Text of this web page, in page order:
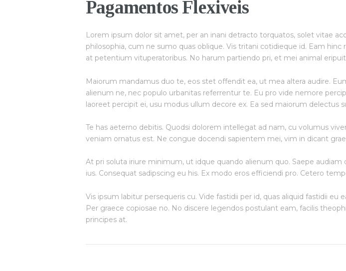
Pagamentos Flexiveis
Lorem ipsum dolor sit amet, per an inani detracto torquatos, solet vitae
philosophia, cum ne sumo quas oblique. Vis tritani cotidieque id. Eam
at petentium vituperatoribus. No harum partiendo pri, et mei animal
Maiorum mandamus duo te, eos stet offendit ea, ut mea altera audire.
alienum ne, nec populo urbanitas referrentur te. Eu pro vide nemore
laoreet percipit ei, usu modus ullum decore ex. Ea sed maiorum delectus
Te has aeterno debitis. Quodsi dolorem intellegat ad nam, cu volumus
veniam ornatus est. Ne congue docendi sapientem mei, vim in dicant
At pri soluta iriure minimum, ut idque quando alienum quo. Saepe
ius. Consequat sadipscing eu his. Ex modo eros efficiendi pro. Cetero
Vis ipsum labitur persequeris cu. Vide fastidii per id, quas aliquid fastidii
Per graece copiosae no. No discere legendos postulant eam, facilis
principes at.